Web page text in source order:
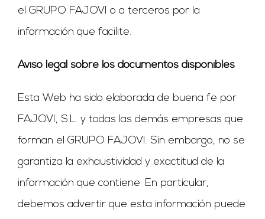
el GRUPO FAJOVI o a terceros por la
información que facilite.
Aviso legal sobre los documentos disponibles
Esta Web ha sido elaborada de buena fe por
FAJOVI, S.L. y todas las demás empresas que
forman el GRUPO FAJOVI. Sin embargo, no se
garantiza la exhaustividad y exactitud de la
información que contiene. En particular,
debemos advertir que esta información puede